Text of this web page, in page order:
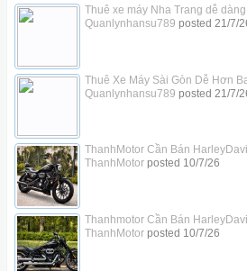
Thuê xe máy Nha Trang dễ
Quanlynhansu789 posted 21/7/
Thuê Xe Máy Sài Gòn Dễ Hơn
Quanlynhansu789 posted 21/7/
ThanhMotor Cần Bán
ThanhMotorposted 10/7/26
Thanhmotor Cần Bán
ThanhMotorposted 10/7/26